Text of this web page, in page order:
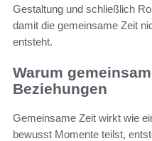
Gestaltung und schließlich
damit die gemeinsame Zeit
entsteht.
Warum
Beziehungen
Gemeinsame Zeit wirkt wie
bewusst Momente teilst,